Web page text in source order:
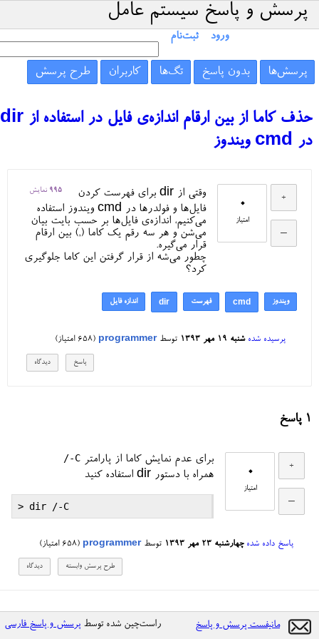
پرسش و پاسخ سیستم عامل
ورود ثبت‌نام
پرسش‌ها بدون پاسخ تگ‌ها کاربران طرح پرسش
حذف کاما از بین ارقام اندازه‌ی فایل در استفاده از dir
در cmd ویندوز
0
امتیاز
995 نمایش
وقتی از dir برای فهرست کردن
فایل‌ها و فولدرها در cmd ویندوز استفاده
می‌کنیم، اندازه‌ی فایل‌ها بر حسب بایت بیان
می‌شن و هر سه رقم یک کاما (,) بین ارقام
قرار می‌گیره.
چطور می‌شه از قرار گرفتن این کاما جلوگیری
کرد؟
ویندوز cmd فهرست dir اندازه فایل
پرسیده شده شنبه ۱۹ مهر ۱۳۹۳ توسطprogrammer
(
658 امتیاز)
1 پاسخ
0
امتیاز
برای عدم نمایش کاما از پارامتر /-C
همراه با دستور dir استفاده کنید
پاسخ داده شده چهارشنبه ۲۳ مهر ۱۳۹۳ توسطprogrammer
(
658 امتیاز)
مانیفست پرسش و پاسخ راست‌چین شده توسط پرسش و پاسخ فارسی